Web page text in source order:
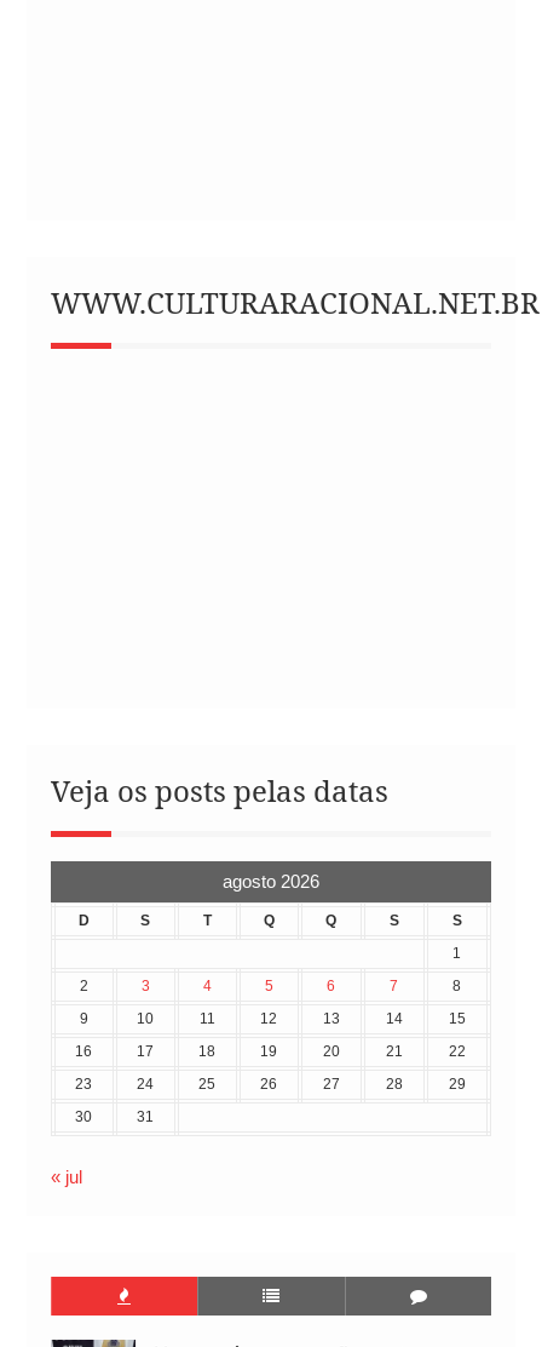
WWW.CULTURARACIONAL.NET.BR
Veja os posts pelas datas
agosto 2026
D S T Q Q S
S
1
2
3 4 5 6 7
8
9
10 11 12 13 14
15
16
17 18 19 20 21
22
23
24 25 26 27 28
29
30
31
« jul